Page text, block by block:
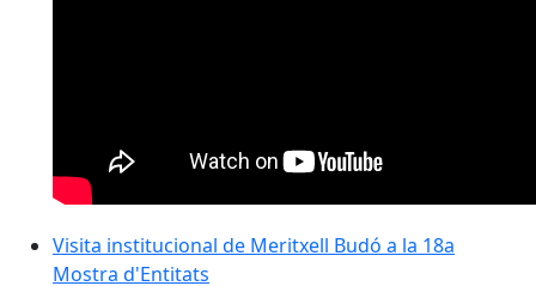
Visita institucional de Meritxell Budó a la 18a
Mostra d'Entitats